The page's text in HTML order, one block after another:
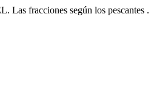
fracciones según los pescantes .